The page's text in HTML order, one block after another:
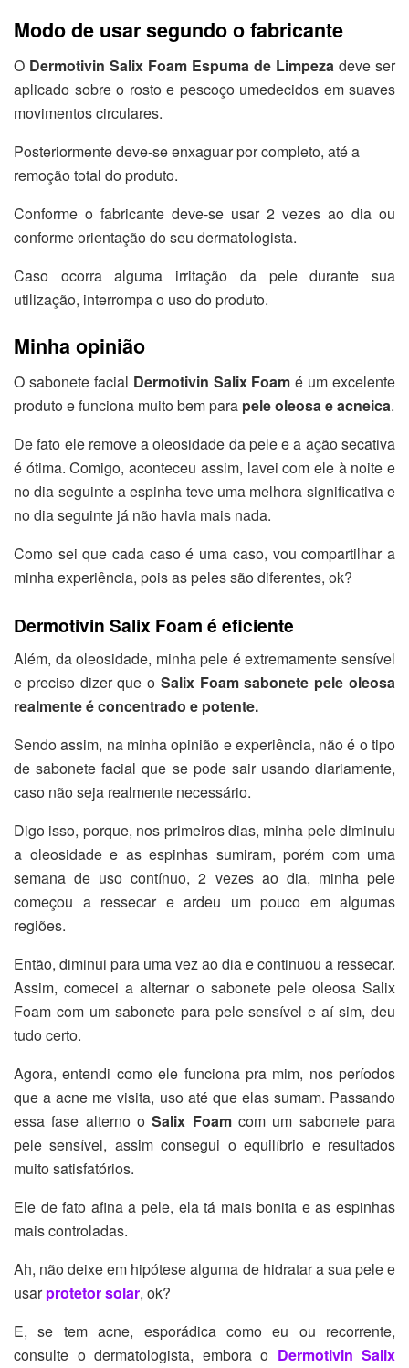
Modo de usar segundo o fabricante
O Dermotivin Salix Foam Espuma de Limpeza deve ser
aplicado sobre o rosto e pescoço umedecidos em suaves
movimentos circulares.
Posteriormente deve-se enxaguar por completo, até a
remoção total do produto.
Conforme o fabricante deve-se usar 2 vezes ao dia ou
conforme orientação do seu dermatologista.
Caso ocorra alguma irritação da pele durante sua
utilização, interrompa o uso do produto.
Minha opinião
O sabonete facial Dermotivin Salix Foamé um excelente
produto e funciona muito bem para pele oleosa e acneica.
De fato ele remove a oleosidade da pele e a ação secativa
é ótima. Comigo, aconteceu assim, lavei com ele à noite e
no dia seguinte a espinha teve uma melhora significativa e
no dia seguinte já não havia mais nada.
Como sei que cada caso é uma caso, vou compartilhar a
minha experiência, pois as peles são diferentes, ok?
Dermotivin Salix Foam é eficiente
Além, da oleosidade, minha pele é extremamente sensível
e preciso dizer que o Salix Foam sabonete pele oleosa
realmente é concentrado e potente.
Sendo assim, na minha opinião e experiência, não é o tipo
de sabonete facial que se pode sair usando diariamente,
caso não seja realmente necessário.
Digo isso, porque, nos primeiros dias, minha pele diminuiu
a oleosidade e as espinhas sumiram, porém com uma
semana de uso contínuo, 2 vezes ao dia, minha pele
começou a ressecar e ardeu um pouco em algumas
regiões.
Então, diminui para uma vez ao dia e continuou a ressecar.
Assim, comecei a alternar o sabonete pele oleosa Salix
Foam com um sabonete para pele sensível e aí sim, deu
tudo certo.
Agora, entendi como ele funciona pra mim, nos períodos
que a acne me visita, uso até que elas sumam. Passando
essa fase alterno oSalix Foamcom um sabonete para
pele sensível, assim consegui o equilíbrio e resultados
muito satisfatórios.
Ele de fato afina a pele, ela tá mais bonita e as espinhas
mais controladas.
Ah, não deixe em hipótese alguma de hidratar a sua pele e
usarprotetor solar, ok?
E, se tem acne, esporádica como eu ou recorrente,
consulte o dermatologista, embora o Dermotivin Salix